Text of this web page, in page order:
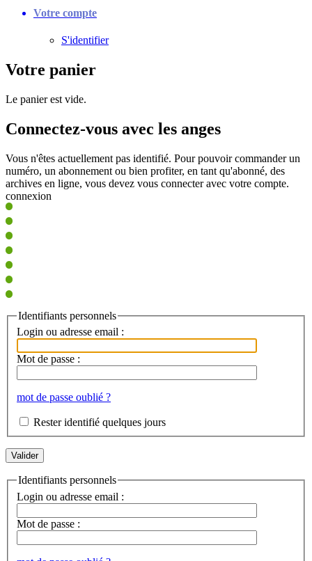
Votre compte
S'identifier
Votre panier
Le panier est vide.
Connectez-vous avec les anges
Vous n'êtes actuellement pas identifié. Pour pouvoir commander un
numéro, un abonnement ou bien profiter, en tant qu'abonné, des
archives en ligne, vous devez vous connecter avec votre compte.
connexion
Identifiants personnels
Login ou adresse email :
Mot de passe :
mot de passe oublié ?
Rester identifié quelques jours
Identifiants personnels
Login ou adresse email :
Mot de passe :